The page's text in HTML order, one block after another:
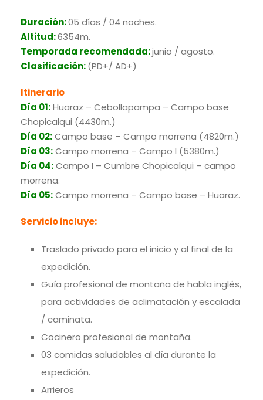
Duración:05 días / 04 noches.
Altitud:6354m.
Temporada recomendada:junio / agosto.
Clasificación:(PD+/ AD+)
Itinerario
Día 01:Huaraz – Cebollapampa – Campo base
Chopicalqui (4430m.)
Día 02:Campo base – Campo morrena (4820m.)
Día 03:Campo morrena – Campo I (5380m.)
Día 04:Campo I – Cumbre Chopicalqui – campo
morrena.
Día 05:Campo morrena – Campo base – Huaraz.
Servicio incluye:
Traslado privado para el inicio y al final de la
expedición.
Guía profesional de montaña de habla inglés,
para actividades de aclimatación y escalada
/ caminata.
Cocinero profesional de montaña.
03 comidas saludables al día durante la
expedición.
Arrieros